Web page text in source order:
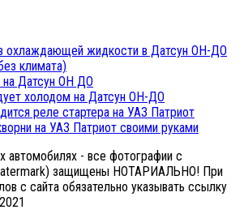
охлаждающей жидкости в Датсун ОН-ДО
климата)
на Датсун ОН ДО
холодом на Датсун ОН-ДО
реле стартера на УАЗ Патриот
на УАЗ Патриот своими руками
автомобилях - все фотографии с
защищены НОТАРИАЛЬНО! При
с сайта обязательно указывать ссылку